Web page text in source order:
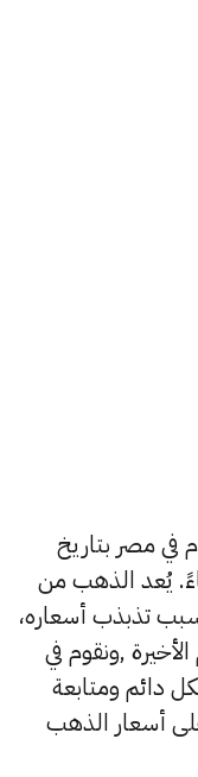
في مصر بتاريخ
مارس الساعة 5:30 مساءً. يُعد الذهب من
تذبذب أسعاره،
,ونقوم في
دائم ومتابعة
أسعار الذهب